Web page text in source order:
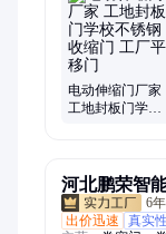
门、电动分段门
直线门、分段门
缩大门、别墅铁
缩大门、电动平移
电动伸缩门厂家
工地封板门学校
河北鹏荣智
6年
出价迅速
真实